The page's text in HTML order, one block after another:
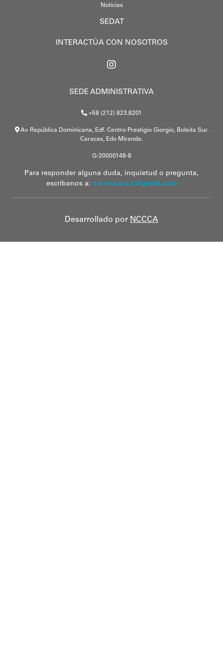
Noticias
SEDAT
INTERACTÚA CON NOSOTROS
SEDE ADMINISTRATIVA
+58 (212) 823.8201
Av República Dominicana, Edf. Centro Prestigio Giorgio, Boleita Sur.
Caracas, Edo Miranda.
G-20000148-8
Para responder alguna duda, inquietud o pregunta,
escríbanos a: a a.m.s.o.a.c@gmail.com
Desarrollado por NCCCA